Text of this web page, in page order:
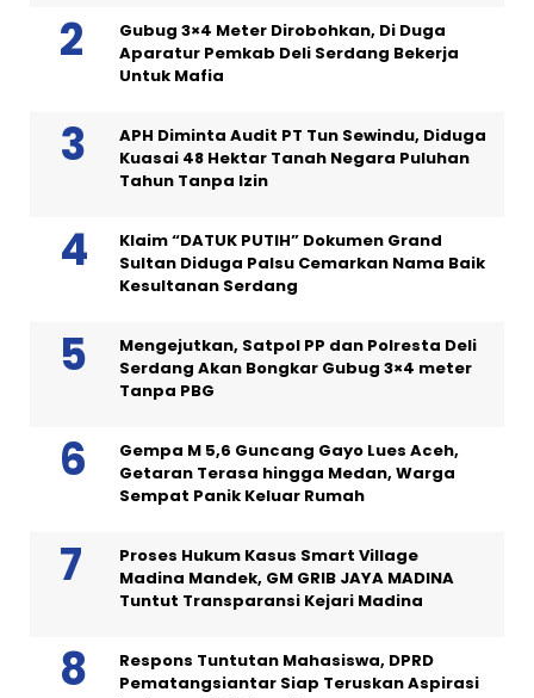
Gubug 3×4 Meter Dirobohkan, Di Duga
Aparatur Pemkab Deli Serdang Bekerja
Untuk Mafia
APH Diminta Audit PT Tun Sewindu, Diduga
Kuasai 48 Hektar Tanah Negara Puluhan
Tahun Tanpa Izin
Klaim “DATUK PUTIH” Dokumen Grand
Sultan Diduga Palsu Cemarkan Nama Baik
Kesultanan Serdang
Mengejutkan, Satpol PP dan Polresta Deli
Serdang Akan Bongkar Gubug 3×4 meter
Tanpa PBG
Gempa M 5,6 Guncang Gayo Lues Aceh,
Getaran Terasa hingga Medan, Warga
Sempat Panik Keluar Rumah
Proses Hukum Kasus Smart Village
Madina Mandek, GM GRIB JAYA MADINA
Tuntut Transparansi Kejari Madina
Respons Tuntutan Mahasiswa, DPRD
Pematangsiantar Siap Teruskan Aspirasi